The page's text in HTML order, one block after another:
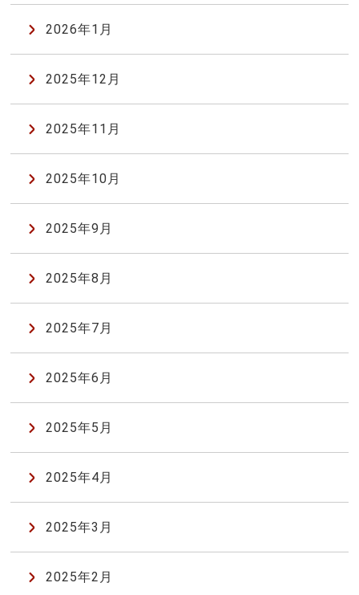
2026年1月
2025年12月
2025年11月
2025年10月
2025年9月
2025年8月
2025年7月
2025年6月
2025年5月
2025年4月
2025年3月
2025年2月